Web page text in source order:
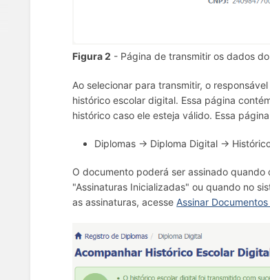
Figura 2 - Página de transmitir os dados
Ao selecionar para transmitir, o
histórico escolar digital. Essa página
histórico caso ele esteja válido. Essa
Diplomas → Diploma Digital →
O documento poderá ser assinado
"Assinaturas Inicializadas" ou quando no
as assinaturas, acesseAssinar